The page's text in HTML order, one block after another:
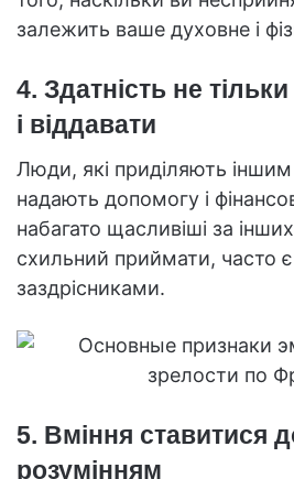
залежить ваше духовне і
4. Здатність не
і віддавати
Люди, які приділяють іншим
надають допомогу і
набагато щасливіші за
схильний приймати, часто є
заздрісниками.
5. Вміння ставитися
розумінням